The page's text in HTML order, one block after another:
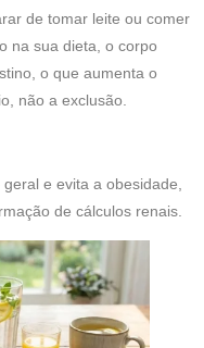
de tomar leite ou comer
na sua dieta, o corpo
o que aumenta o
não a exclusão.
e evita a obesidade,
de cálculos renais.